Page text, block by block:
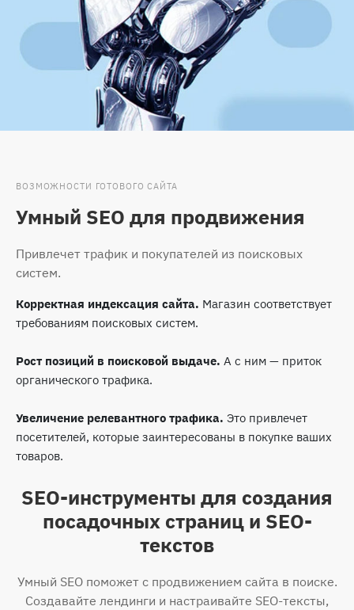
ВОЗМОЖНОСТИ ГОТОВОГО САЙТА
Умный SEO для продвижения
Привлечет трафик и покупателей из поисковых
систем.
Корректная индексация сайта. Магазин соответствует
требованиям поисковых систем.
Рост позиций в поисковой выдаче. А с ним — приток
органического трафика.
Увеличение релевантного трафика. Это привлечет
посетителей, которые заинтересованы в покупке ваших
товаров.
SEO-инструменты для создания
посадочных страниц и SEO-
текстов
Умный SEO поможет с продвижением сайта в поиске.
Создавайте лендинги и настраивайте SEO-тексты,